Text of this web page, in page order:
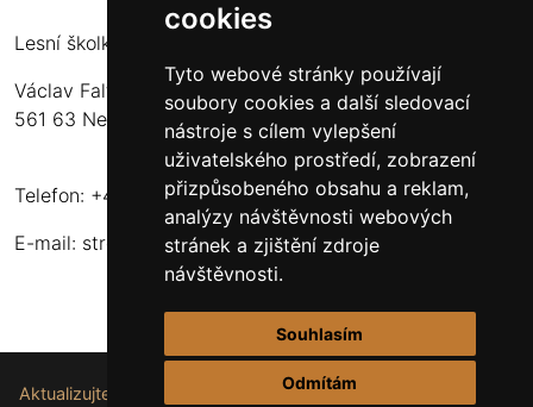
cookies
Tyto webové stránky používají
soubory cookies a další sledovací
nástroje s cílem vylepšení
uživatelského prostředí, zobrazení
přizpůsobeného obsahu a reklam,
analýzy návštěvnosti webových
stránek a zjištění zdroje
návštěvnosti.
Souhlasím
Odmítám
Lesní školka Nekoř
Václav Faltus
561 63 Nekoř 251
Telefon: +420 732 173 483
E-mail: stromkynekor@seznam.cz
Aktualizujte nastavení souborů cookie.